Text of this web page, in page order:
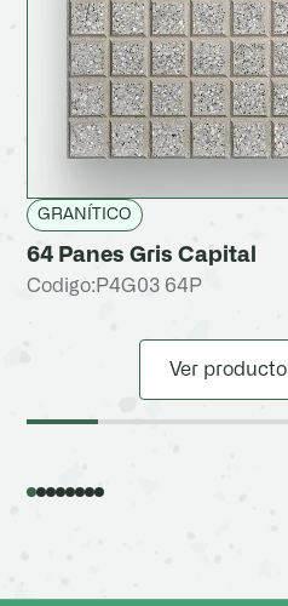
GRANÍTICO
64 Panes Gris Capital
Codigo: P4G03 64P
Ver producto